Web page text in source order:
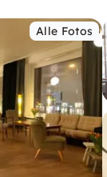
Alle Fotos